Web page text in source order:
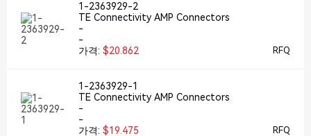
1-2363929-2
TE Connectivity AMP Connectors
-
-
가격: $20.862 RFQ
1-2363929-1
TE Connectivity AMP Connectors
-
-
가격: $19.475 RFQ